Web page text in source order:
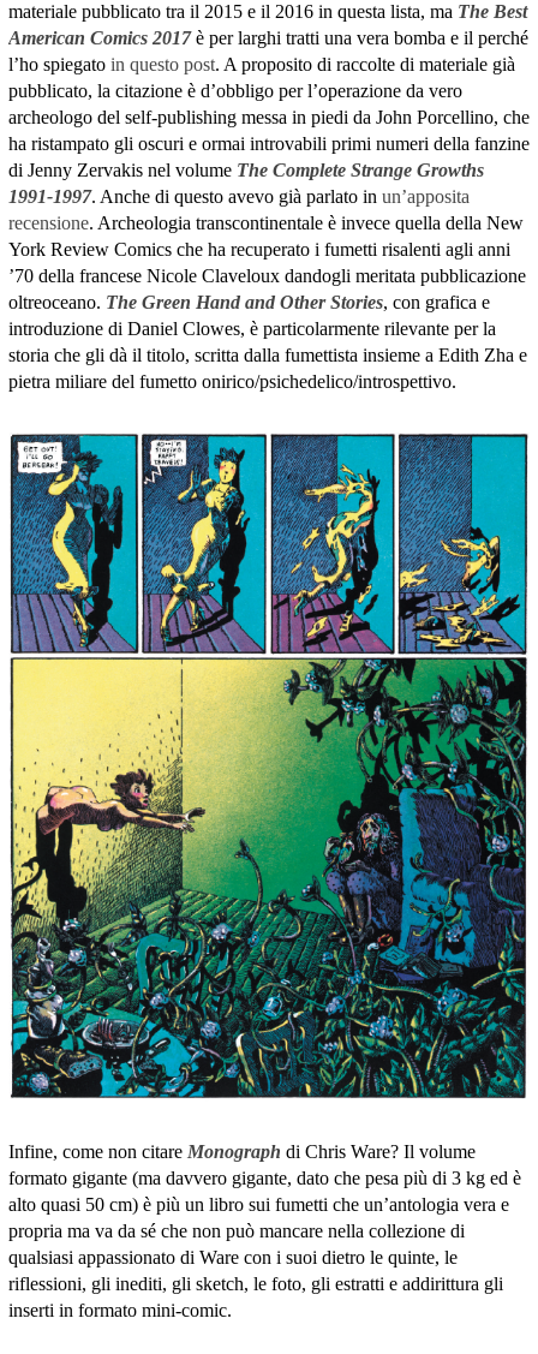
materiale pubblicato tra il 2015 e il 2016 in questa lista, ma The Best
American Comics 2017è per larghi tratti una vera bomba e il perché
l’ho spiegato in questo post. A proposito di raccolte di materiale già
pubblicato, la citazione è d’obbligo per l’operazione da vero
archeologo del self-publishing messa in piedi da John Porcellino, che
ha ristampato gli oscuri e ormai introvabili primi numeri della fanzine
di Jenny Zervakis nel volume The Complete Strange Growths
1991-1997. Anche di questo avevo già parlato in un’apposita
recensione. Archeologia transcontinentale è invece quella della New
York Review Comics che ha recuperato i fumetti risalenti agli anni
’70 della francese Nicole Claveloux dandogli meritata pubblicazione
oltreoceano. The Green Hand and Other Stories, con grafica e
introduzione di Daniel Clowes, è particolarmente rilevante per la
storia che gli dà il titolo, scritta dalla fumettista insieme a Edith Zha e
pietra miliare del fumetto onirico/psichedelico/introspettivo.
Infine, come non citare Monograph di Chris Ware? Il volume
formato gigante (ma davvero gigante, dato che pesa più di 3 kg ed è
alto quasi 50 cm) è più un libro sui fumetti che un’antologia vera e
propria ma va da sé che non può mancare nella collezione di
qualsiasi appassionato di Ware con i suoi dietro le quinte, le
riflessioni, gli inediti, gli sketch, le foto, gli estratti e addirittura gli
inserti in formato mini-comic.